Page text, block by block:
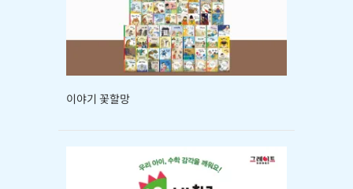
이야기 꽃할망